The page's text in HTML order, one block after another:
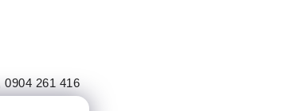
0904 261 416